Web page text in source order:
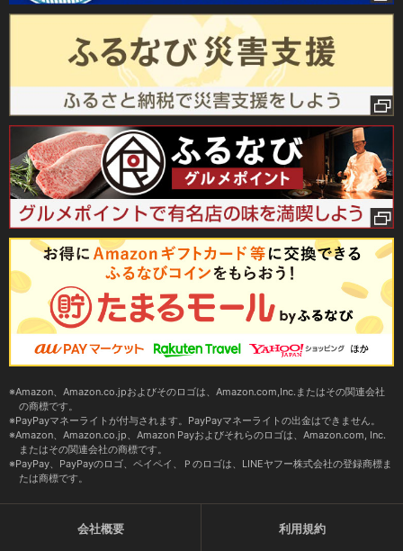
Amazon、Amazon.co.jpおよびそのロゴは、Amazon.com,Inc.またはその関連会社
の商標です。
PayPayマネーライトが付与されます。PayPayマネーライトの出金はできません。
Amazon、Amazon.co.jp、Amazon Payおよびそれらのロゴは、Amazon.com, Inc.
またはその関連会社の商標です。
PayPay、PayPayのロゴ、ペイペイ、Ｐのロゴは、LINEヤフー株式会社の登録商標ま
たは商標です。
会社概要 利用規約